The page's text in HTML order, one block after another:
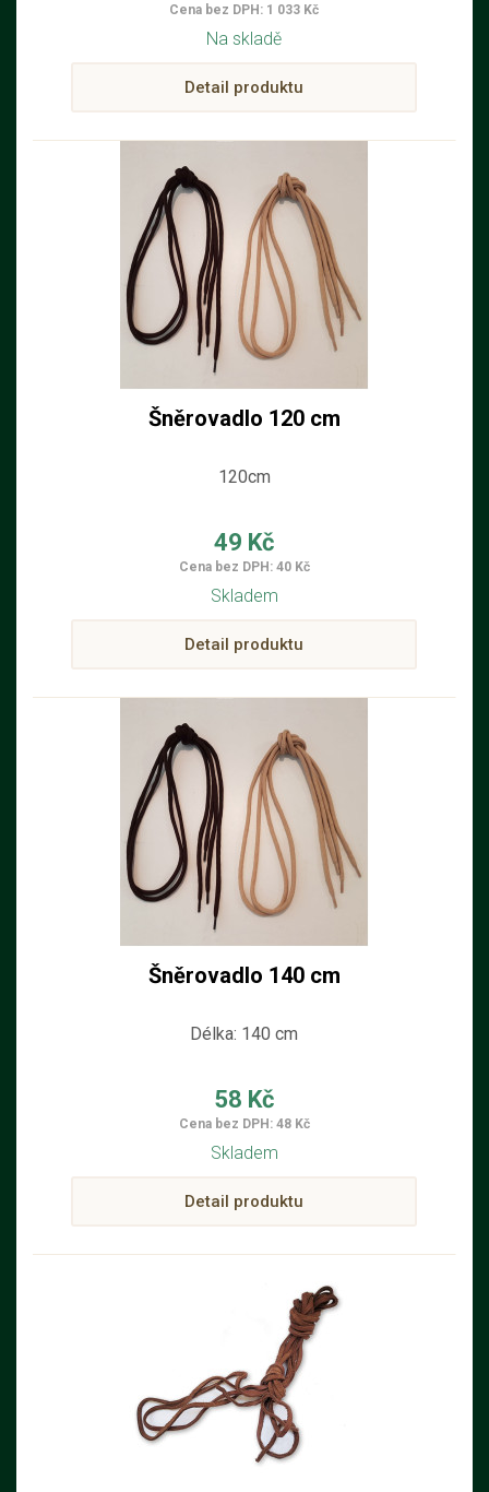
Cena bez DPH: 1 033 Kč
Na skladě
Detail produktu
Šněrovadlo 120 cm
120cm
49 Kč
Cena bez DPH: 40 Kč
Skladem
Detail produktu
Šněrovadlo 140 cm
Délka: 140 cm
58 Kč
Cena bez DPH: 48 Kč
Skladem
Detail produktu